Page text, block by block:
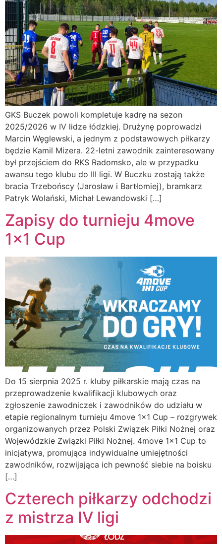
GKS Buczek powoli kompletuje kadrę na sezon
2025/2026 w IV lidze łódzkiej. Drużynę poprowadzi
Marcin Węglewski, a jednym z podstawowych piłkarzy
będzie Kamil Mizera. 22-letni zawodnik zainteresowany
był przejściem do RKS Radomsko, ale w przypadku
awansu tego klubu do III ligi. W Buczku zostają także
bracia Trzebońscy (Jarosław i Bartłomiej), bramkarz
Patryk Wolański, Michał Lewandowski […]
Zapisy do turnieju 4move
1×1 Cup
Do 15 sierpnia 2025 r. kluby piłkarskie mają czas na
przeprowadzenie kwalifikacji klubowych oraz
zgłoszenie zawodniczek i zawodników do udziału w
etapie regionalnym turnieju 4move 1×1 Cup – rozgrywek
organizowanych przez Polski Związek Piłki Nożnej oraz
Wojewódzkie Związki Piłki Nożnej. 4move 1×1 Cup to
inicjatywa, promująca indywidualne umiejętności
zawodników, rozwijająca ich pewność siebie na boisku
[…]
Czterech piłkarzy odchodzi
z mistrza IV ligi